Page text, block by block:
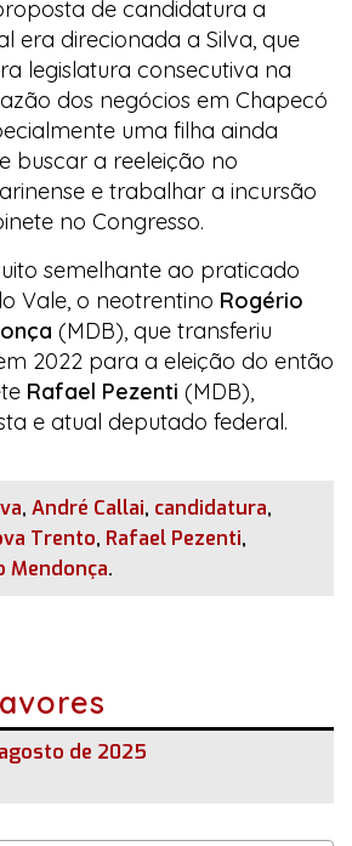
de candidatura a
era direcionada a Silva, que
legislatura consecutiva na
dos negócios em Chapecó
uma filha ainda
buscar a reeleição no
e trabalhar a incursão
no Congresso.
semelhante ao praticado
Vale, o neotrentino Rogério
(MDB), que transferiu
2022 para a eleição do então
Rafael Pezenti (MDB),
e atual deputado federal.
, André Callai, candidatura,
Trento, Rafael Pezenti,
Mendonça.
de 2025